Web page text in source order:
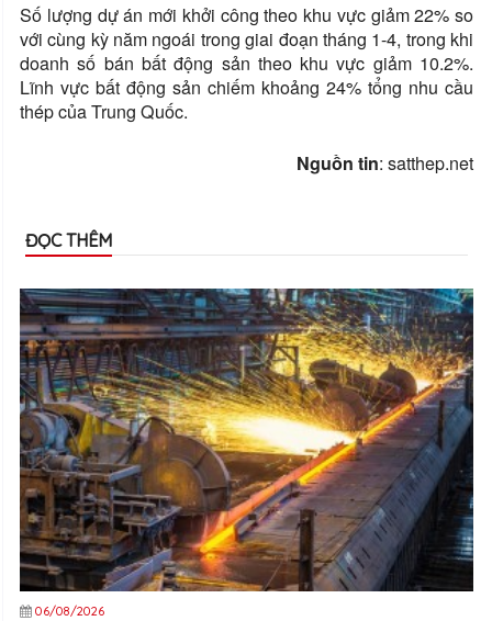
Số lượng dự án mới khởi công theo khu vực giảm 22% so
với cùng kỳ năm ngoái trong giai đoạn tháng 1-4, trong khi
doanh số bán bất động sản theo khu vực giảm 10.2%.
Lĩnh vực bất động sản chiếm khoảng 24% tổng nhu cầu
thép của Trung Quốc.
Nguồn tin: satthep.net
ĐỌC THÊM
06/08/2026